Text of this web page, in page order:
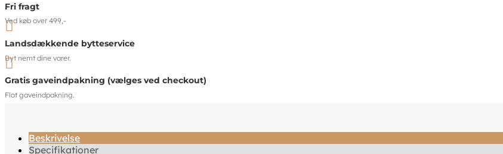
Fri fragt
Ved køb over 499,-

Landsdækkende bytteservice
Byt nemt dine varer.

Gratis gaveindpakning (vælges ved checkout)
Flot gaveindpakning.
Beskrivelse
Specifikationer